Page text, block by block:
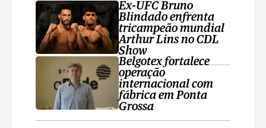
Ex-UFC Bruno
Blindado enfrenta
tricampeão mundial
Arthur Lins no CDL
Show
Belgotex fortalece
operação
internacional com
fábrica em Ponta
Grossa